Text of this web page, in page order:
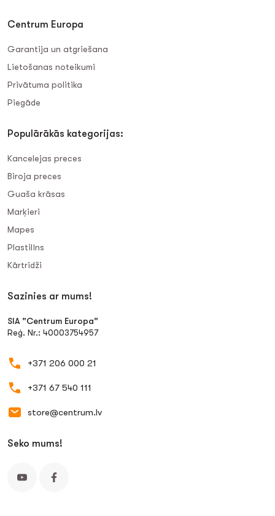
Centrum Europa
Garantija un atgriešana
Lietošanas noteikumi
Privātuma politika
Piegāde
Populārākās kategorijas:
Kancelejas preces
Biroja preces
Guaša krāsas
Marķieri
Mapes
Plastilīns
Kārtridži
Sazinies ar mums!
SIA "Centrum Europa"
Reģ. Nr.: 40003754957
+371 206 000 21
+371 67 540 111
store@centrum.lv
Seko mums!